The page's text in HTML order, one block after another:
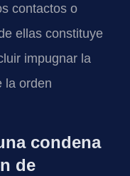
contactos o
ellas constituye
impugnar la
la orden
condena
de